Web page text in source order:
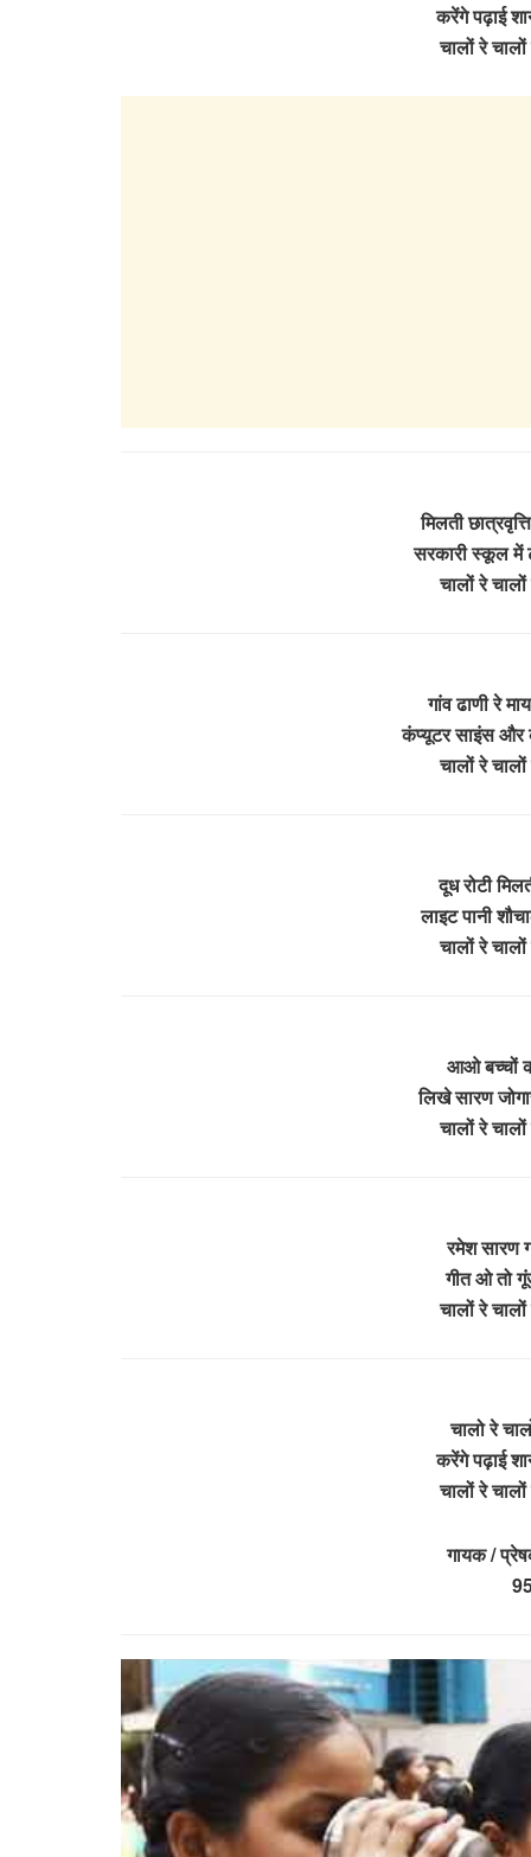
करेंगे पढ़ाई
चालों रे
मिलती
सरकारी स्कूल में
चालों रे
गांव ढाणी रे
कंप्यूटर साइंस और
चालों रे
दूध रोटी
लाइट पानी
चालों रे
आओ बच्चों
लिखे सारण
चालों रे
रमेश सारण
गीत ओ तो
चालों रे
चालो रे
करेंगे पढ़ाई
चालों रे
गायक /